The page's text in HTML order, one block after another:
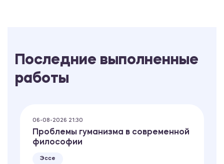
Последние выполненные
работы
06-08-2026 21:30
Проблемы гуманизма в современной
философии
Эссе